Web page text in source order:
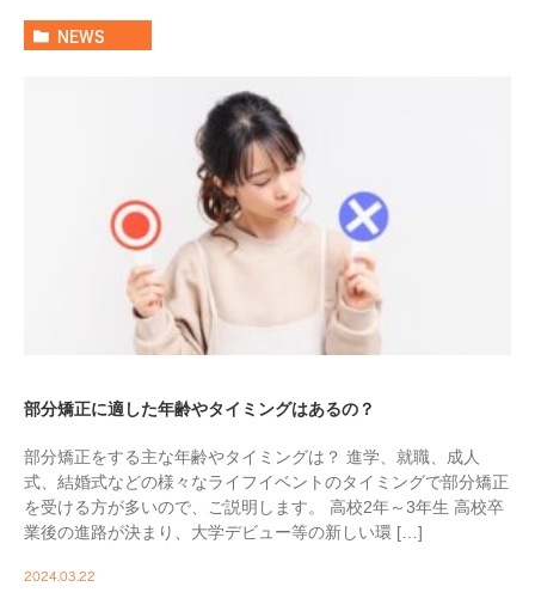
NEWS
部分矯正に適した年齢やタイミングはあるの？
部分矯正をする主な年齢やタイミングは？ 進学、就職、成人
式、結婚式などの様々なライフイベントのタイミングで部分矯正
を受ける方が多いので、ご説明します。 高校2年～3年生 高校卒
業後の進路が決まり、大学デビュー等の新しい環 […]
2024.03.22